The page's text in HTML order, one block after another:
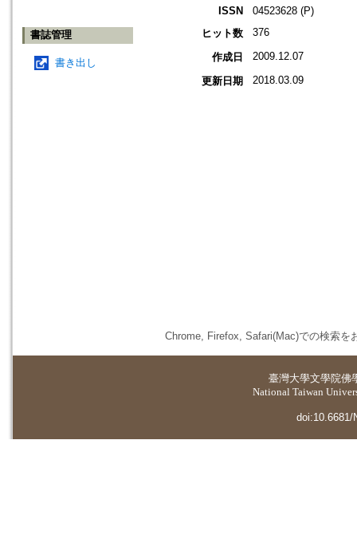
書誌管理
書き出し
ISSN
04523628 (P)
ヒット数
376
作成日 2009.12.07
更新日期 2018.03.09
Chrome, Firefox, Safari(Mac)での検索を
臺灣大學文學院佛
National Taiwan
doi:10.6681/